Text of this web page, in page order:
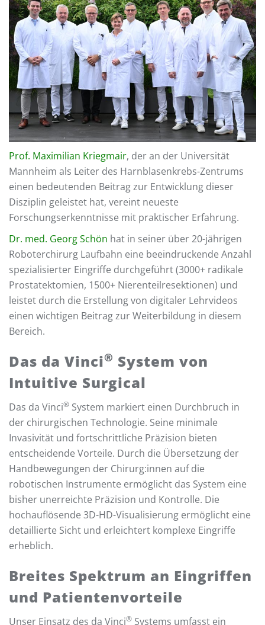
Prof. Maximilian Kriegmair, der an der Universität
Mannheim als Leiter des Harnblasenkrebs-Zentrums
einen bedeutenden Beitrag zur Entwicklung dieser
Disziplin geleistet hat, vereint neueste
Forschungserkenntnisse mit praktischer Erfahrung.
Dr. med. Georg Schön hat in seiner über 20-jährigen
Roboterchirurg Laufbahn eine beeindruckende Anzahl
spezialisierter Eingriffe durchgeführt (3000+ radikale
Prostatektomien, 1500+ Nierenteilresektionen) und
leistet durch die Erstellung von digitaler Lehrvideos
einen wichtigen Beitrag zur Weiterbildung in diesem
Bereich.
Das da Vinci® System von
Intuitive Surgical
Das da Vinci® System markiert einen Durchbruch in
der chirurgischen Technologie. Seine minimale
Invasivität und fortschrittliche Präzision bieten
entscheidende Vorteile. Durch die Übersetzung der
Handbewegungen der Chirurg:innen auf die
robotischen Instrumente ermöglicht das System eine
bisher unerreichte Präzision und Kontrolle. Die
hochauflösende 3D-HD-Visualisierung ermöglicht eine
detaillierte Sicht und erleichtert komplexe Eingriffe
erheblich.
Breites Spektrum an Eingriffen
und Patientenvorteile
Unser Einsatz des da Vinci® Systems umfasst ein